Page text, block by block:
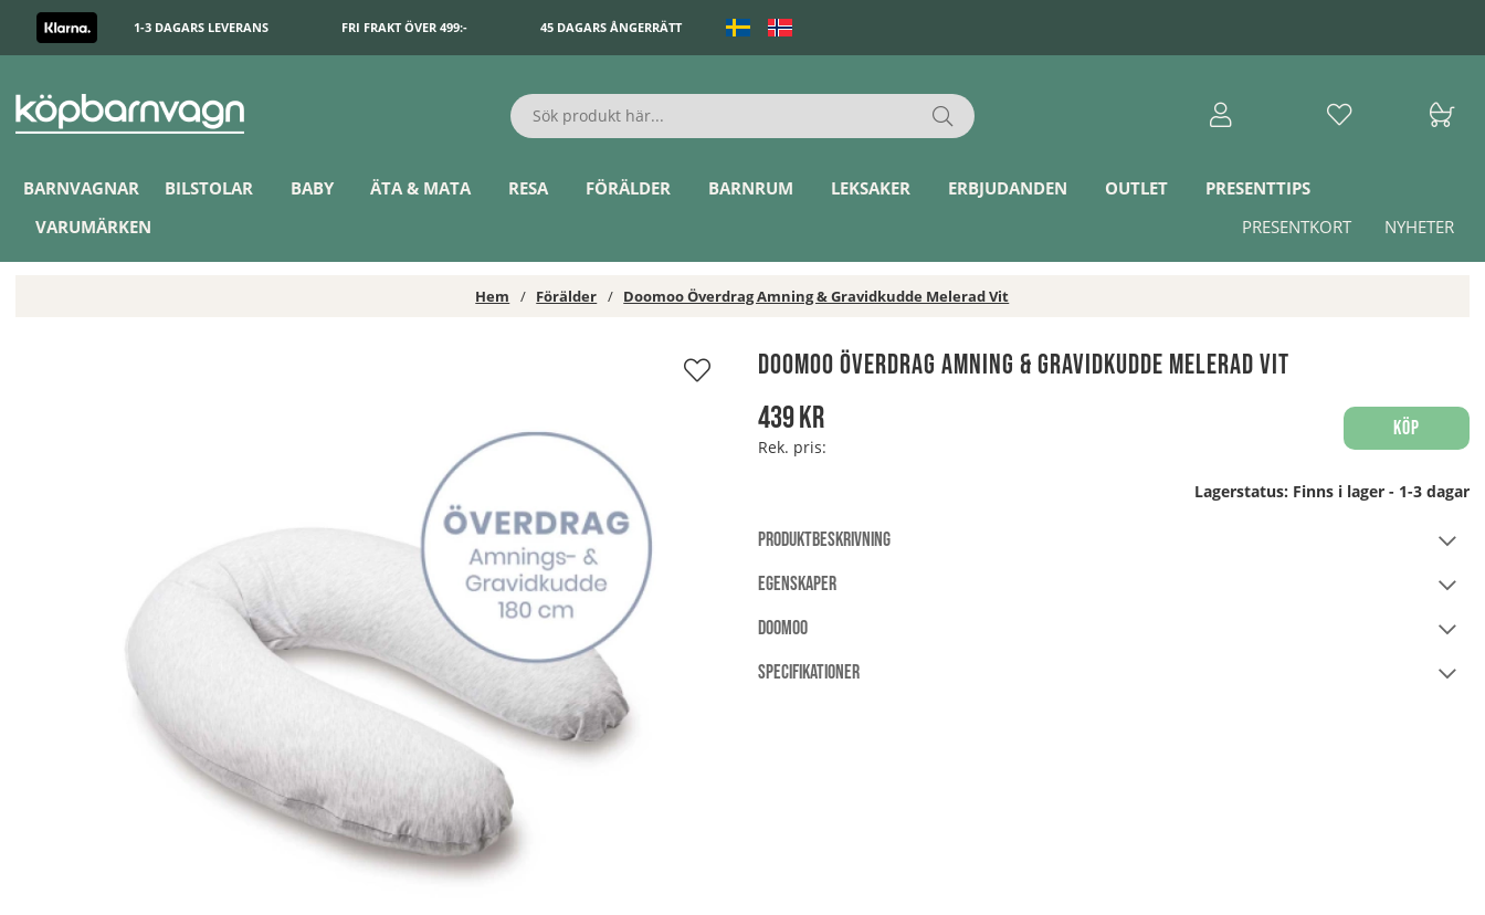
1-3 DAGARS LEVERANS FRI FRAKT ÖVER 499:- 45 DAGARS ÅNGERRÄTT
BARNVAGNAR BILSTOLAR BABY ÄTA & MATA RESA FÖRÄLDER BARNRUM LEKSAKER ERBJUDANDEN OUTLET
PRESENTTIPS
VARUMÄRKEN
NYHETER
PRESENTKORT
Hem Förälder Doomoo Överdrag Amning & Gravidkudde Melerad Vit
Doomoo Överdrag Amning & Gravidkudde Melerad Vit
439kr
Rek. pris:
Köp
Lagerstatus: Finns i lager - 1-3 dagar
PRODUKTBESKRIVNING
EGENSKAPER
DOOMOO
SPECIFIKATIONER